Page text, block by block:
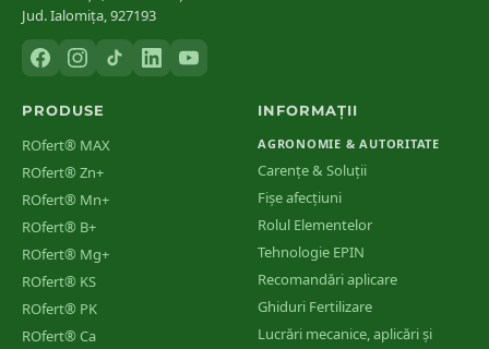
Jud. Ialomița, 927193
PRODUSE
ROfert® MAX
ROfert® Zn+
ROfert® Mn+
ROfert® B+
ROfert® Mg+
ROfert® KS
ROfert® PK
ROfert® Ca
INFORMAȚII
AGRONOMIE & AUTORITATE
Carențe & Soluții
Fișe afecțiuni
Rolul Elementelor
Tehnologie EPIN
Recomandări aplicare
Ghiduri Fertilizare
Lucrări mecanice, aplicări și